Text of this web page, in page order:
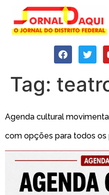
Tag:
Agenda cultural
com opções para todos os